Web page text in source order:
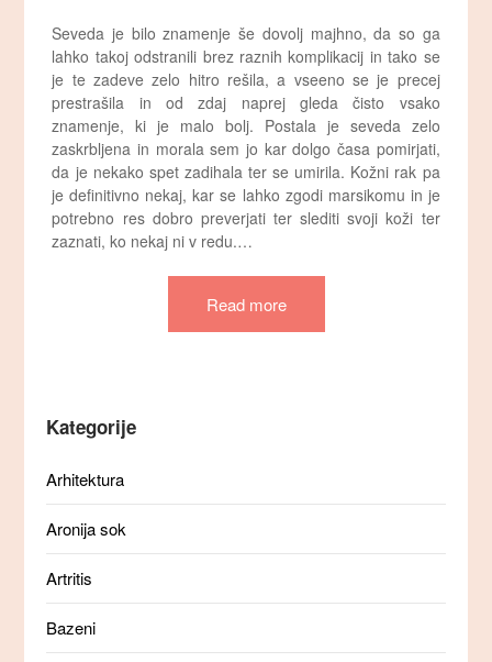
Seveda je bilo znamenje še dovolj majhno, da so ga
lahko takoj odstranili brez raznih komplikacij in tako se
je te zadeve zelo hitro rešila, a vseeno se je precej
prestrašila in od zdaj naprej gleda čisto vsako
znamenje, ki je malo bolj. Postala je seveda zelo
zaskrbljena in morala sem jo kar dolgo časa pomirjati,
da je nekako spet zadihala ter se umirila. Kožni rak pa
je definitivno nekaj, kar se lahko zgodi marsikomu in je
potrebno res dobro preverjati ter slediti svoji koži ter
zaznati, ko nekaj ni v redu.…
Read more
Kategorije
Arhitektura
Aronija sok
Artritis
Bazeni